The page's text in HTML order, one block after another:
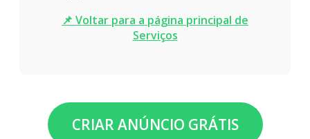
📌 Voltar para a página principal de
Serviços
CRIAR ANÚNCIO GRÁTIS